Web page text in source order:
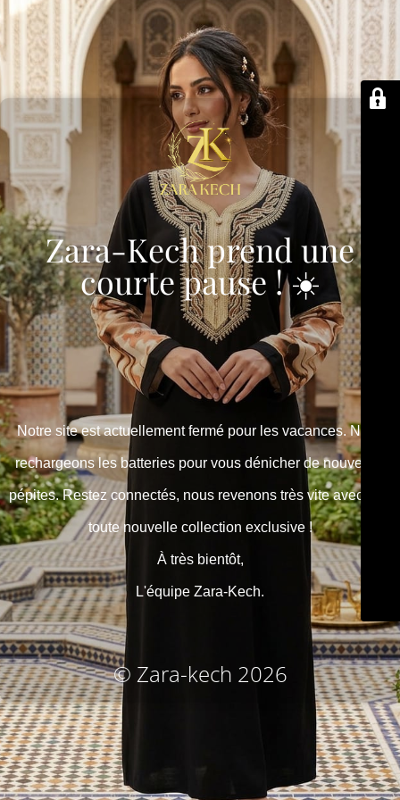
Zara-Kech prend une
courte pause ! ☀️
Notre site est actuellement fermé pour les vacances. Nous
rechargeons les batteries pour vous dénicher de nouvelles
pépites. Restez connectés, nous revenons très vite avec une
toute nouvelle collection exclusive !
À très bientôt,
L'équipe Zara-Kech.
© Zara-kech 2026